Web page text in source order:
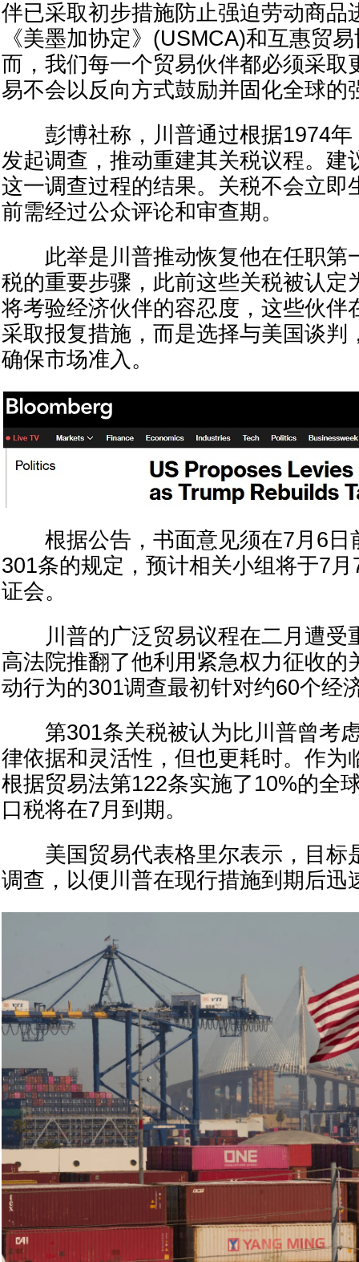
伴已采取初步措施防止强迫劳动商品
《美墨加协定》(USMCA)和互惠贸
而，我们每一个贸易伙伴都必须采取
易不会以反向方式鼓励并固化全球的
彭博社称，川普通过根据1974年
发起调查，推动重建其关税议程。建
这一调查过程的结果。关税不会立即
前需经过公众评论和审查期。
此举是川普推动恢复他在任职第
税的重要步骤，此前这些关税被认定
将考验经济伙伴的容忍度，这些伙伴
采取报复措施，而是选择与美国谈判
确保市场准入。
根据公告，书面意见须在7月6日
301条的规定，预计相关小组将于7
证会。
川普的广泛贸易议程在二月遭受
高法院推翻了他利用紧急权力征收的
动行为的301调查最初针对约60个经
第301条关税被认为比川普曾考
律依据和灵活性，但也更耗时。作为
根据贸易法第122条实施了10%的全
口税将在7月到期。
美国贸易代表格里尔表示，目标
调查，以便川普在现行措施到期后迅